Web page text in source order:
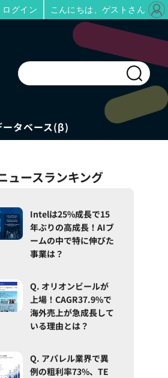
タベース(β)
ュースランキング
Intelは25%成長で15
年ぶりの高成長！AIブ
ームの中で特に伸びた
事業は？
Q. オリオンビールが
上場！CAGR37.9%で
海外売上が急成長して
いる理由とは？
Q. アパレル業界で異
例の粗利率73%、TE
ログイン こんにちは、ゲストさん